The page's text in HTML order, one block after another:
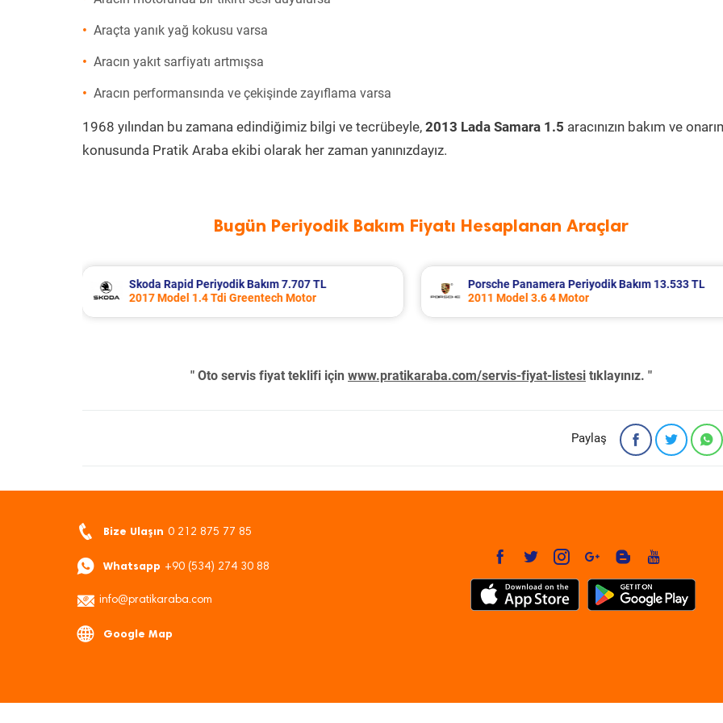
Araçta yanık yağ kokusu varsa
Aracın yakıt sarfiyatı artmışsa
Aracın performansında ve çekişinde zayıflama varsa
1968 yılından bu zamana edindiğimiz bilgi ve tecrübeyle, 2013 Lada Samara 1.5 aracınızın bakım ve
konusunda Pratik Araba ekibi olarak her zaman yanınızdayız.
Bugün Periyodik Bakım Fiyatı Hesaplanan Araçlar
Porsche Panamera Periyodik Bakım 13.533 TL
2011 Model 3.6 4 Motor
Renault Fluence Periyodik Bakım 8.285 TL
2016 Model 1.5 Dci Motor
" Oto servis fiyat teklifi için www.pratikaraba.com/servis-fiyat-listesi tıklayınız. "
Paylaş
Bize Ulaşın 0 212 875 77 85
Whatsapp +90 (534) 274 30 88
info@pratikaraba.com
Google Map